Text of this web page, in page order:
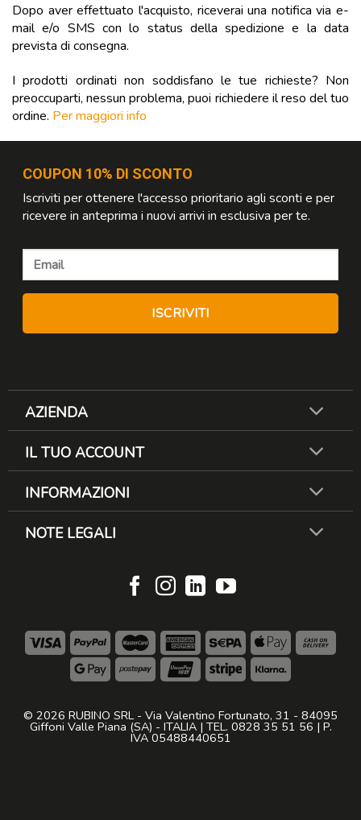
Dopo aver effettuato l'acquisto, riceverai una notifica via e-
mail e/o SMS con lo status della spedizione e la data
prevista di consegna.
I prodotti ordinati non soddisfano le tue richieste? Non
preoccuparti, nessun problema, puoi richiedere il reso del tuo
ordine. Per maggiori info
COUPON 10% DI SCONTO
Iscriviti per ottenere l'accesso prioritario agli sconti e per
ricevere in anteprima i nuovi arrivi in esclusiva per te.
AZIENDA
IL TUO ACCOUNT
INFORMAZIONI
NOTE LEGALI
© 2026 RUBINO SRL - Via Valentino Fortunato, 31 - 84095
Giffoni Valle Piana (SA) - ITALIA | TEL. 0828 35 51 56 | P.
IVA 05488440651